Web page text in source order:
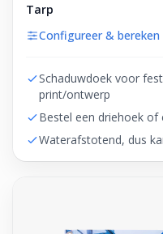
Tarp
Configureer & bereken
Schaduwdoek voor
print/ontwerp
Bestel een driehoek of
Waterafstotend, dus